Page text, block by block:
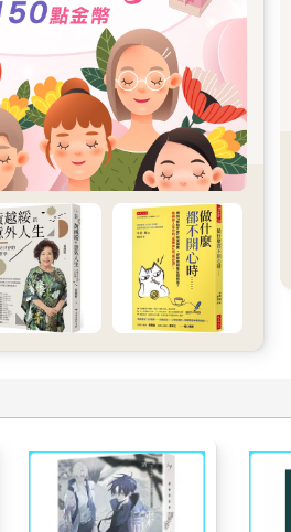
，她媽媽過世後，她還沒有時間整
表情後連忙解釋，「所以才看起來
的瞪著爸爸，「不是在這裡，對
找到住處已經很幸運了，卡絲碧
有點像《歡樂滿人間》的場景，但
不過是在布魯克林。卡絲碧雅心
們可以把這幾個抱枕收起來，想辦
點。」
她喜歡這附近的雜貨店，爸爸則對
口，他說在紐約的建築工地工作比
爾默頓沒有超過兩層樓高的房子。
切……
冷氣的公寓。她的房間熱到必須開
窗外的氣溫沒有室內涼爽，街上傳
後她放棄了入睡的念頭。
上網──窗臺上。她坐在那裡傳訊息給
著。現在才九點半，又是星期五晚